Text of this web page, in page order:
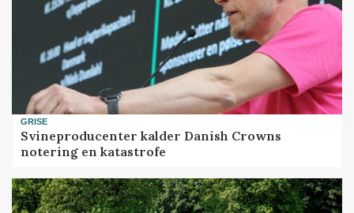
GRISE
Svineproducenter kalder Danish Crowns
notering en katastrofe